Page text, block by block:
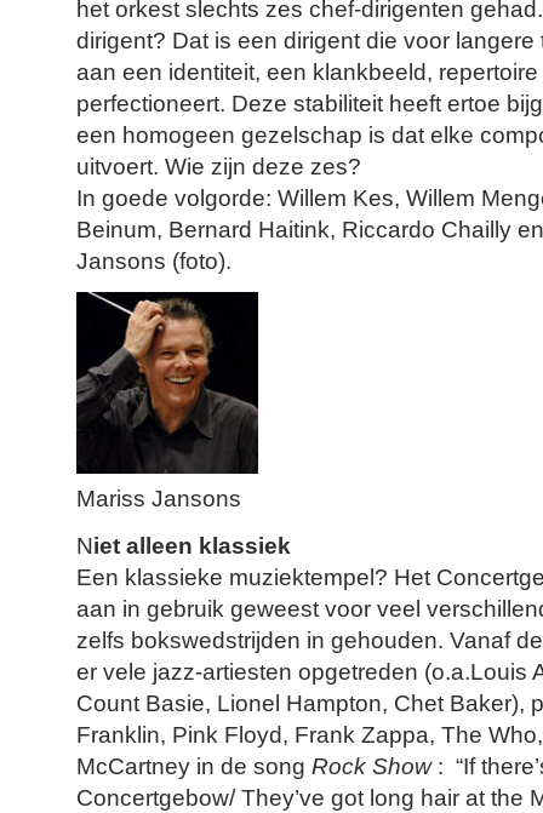
het orkest slechts zes chef-dirigenten
dirigent? Dat is een dirigent die voor
aan een identiteit, een klankbeeld,
perfectioneert. Deze stabiliteit heeft ertoe
een homogeen gezelschap is dat elke
uitvoert. Wie zijn deze zes?
In goede volgorde: Willem Kes, Willem
Beinum, Bernard Haitink, Riccardo Chailly
Jansons (foto).
Mariss Jansons
Niet alleen klassiek
Een klassieke muziektempel? Het
aan in gebruik geweest voor veel
zelfs bokswedstrijden in gehouden. Vanaf
er vele jazz-artiesten opgetreden (o.a.Louis
Count Basie, Lionel Hampton, Chet Baker),
Franklin, Pink Floyd, Frank Zappa, The
McCartney in de song Rock Show: “If
Concertgebow/ They’ve got long hair at the